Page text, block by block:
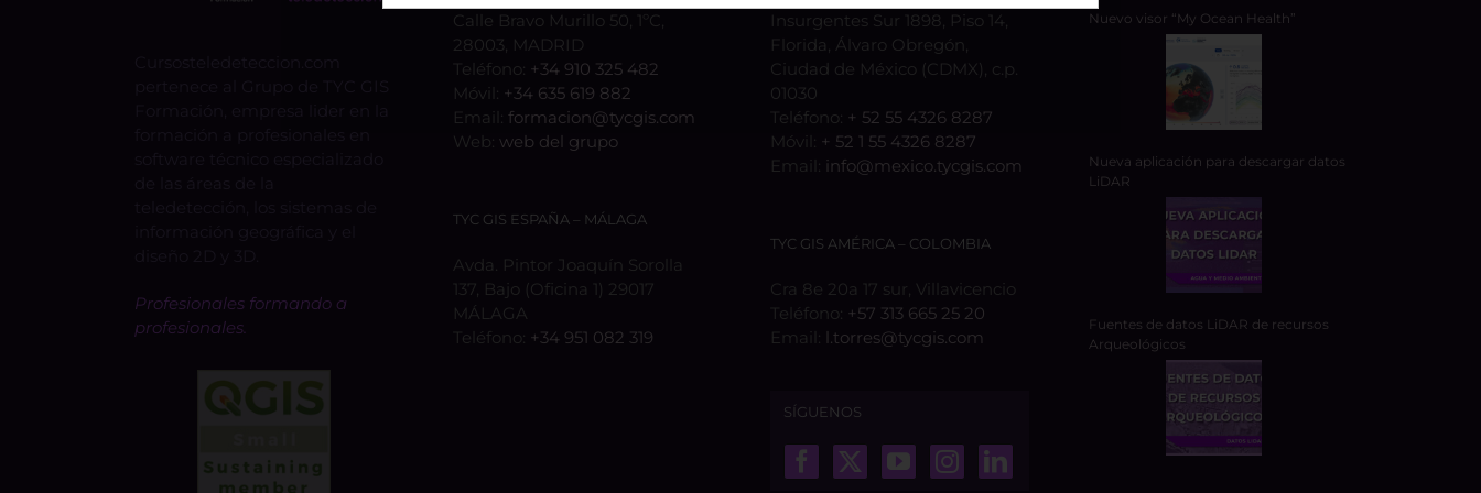
Profesionales formando a
profesionales.
Calle Bravo Murillo 50, 1ºC,
28003, MADRID
Teléfono: +34 910 325 482
Móvil: +34 635 619 882
Email: formacion@tycgis.com
Web: web del grupo
TYC GIS ESPAÑA – MÁLAGA
Avda. Pintor Joaquín Sorolla
137, Bajo (Oficina 1) 29017
MÁLAGA
Teléfono: +34 951 082 319
Insurgentes Sur 1898, Piso 14,
Florida, Álvaro Obregón,
Ciudad de México (CDMX), c.p.
01030
Teléfono: + 52 55 4326 8287
Móvil: + 52 1 55 4326 8287
Email: info@mexico.tycgis.com
TYC GIS AMÉRICA – COLOMBIA
Cra 8e 20a 17 sur, Villavicencio
Teléfono: +57 313 665 25 20
Email: l.torres@tycgis.com
SÍGUENOS
Nuevo visor “My Ocean Health”
Nueva aplicación para descargar datos
LiDAR
Fuentes de datos LiDAR de recursos
Arqueológicos